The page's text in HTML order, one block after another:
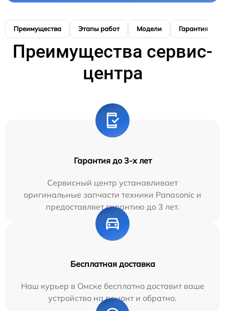
Преимущества Этапы работ Модели Гарантия
Преимущества сервис-
центра
Гарантия до 3-х лет
Сервисный центр устанавливает
оригинальные запчасти техники Panasonic и
предоставляет гарантию до 3 лет.
Бесплатная доставка
Наш курьер в Омске бесплатно доставит ваше
устройство на ремонт и обратно.